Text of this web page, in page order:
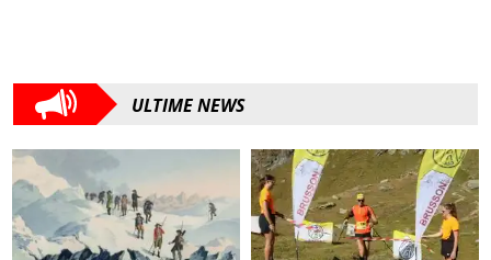
ULTIME NEWS